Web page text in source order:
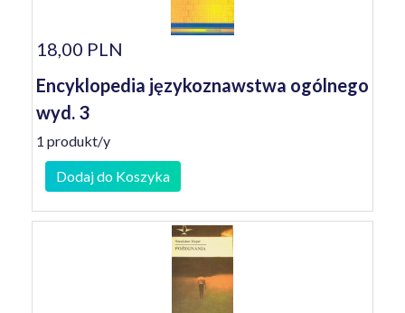
18,00 PLN
Encyklopedia językoznawstwa ogólnego
wyd. 3
1 produkt/y
Dodaj do Koszyka